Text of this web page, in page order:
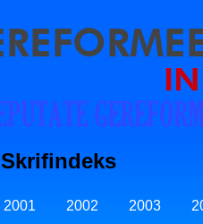
Skrifindeks
2001 2002 2003